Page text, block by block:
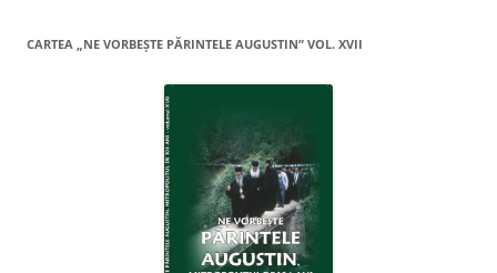
CARTEA „NE VORBEŞTE PĂRINTELE AUGUSTIN” VOL. XVII